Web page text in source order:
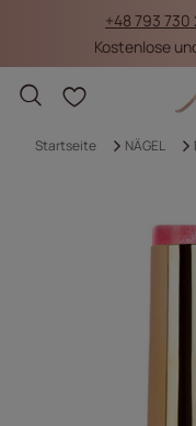
+48 793 730
Kostenlose
Einkaufslisten
Startseite NÄGEL